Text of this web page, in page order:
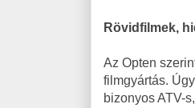
Rövidfilmek,
Az Opten
filmgyártás.
bizonyos ATV-